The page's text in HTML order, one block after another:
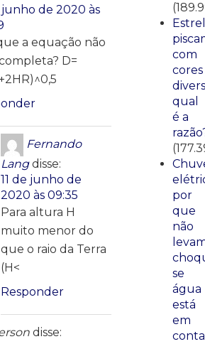
junho de 2020 às
a equação não
D=
Fernando
Lang disse:
11 de junho de
2020 às 09:35
Para altura H
muito menor do
que o raio da Terra
(H<
Responder
disse:
com
cores
qual
é a
por
que
não
se
água
está
em